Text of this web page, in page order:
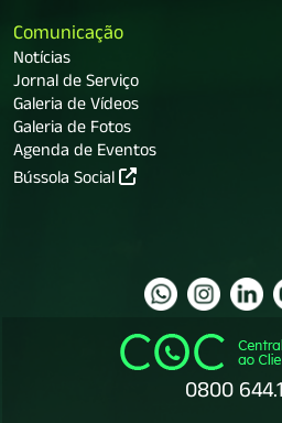
Comunicação
Notícias
Jornal de Serviço
Galeria de Vídeos
Galeria de Fotos
Agenda de Eventos
Bússola Social
0800